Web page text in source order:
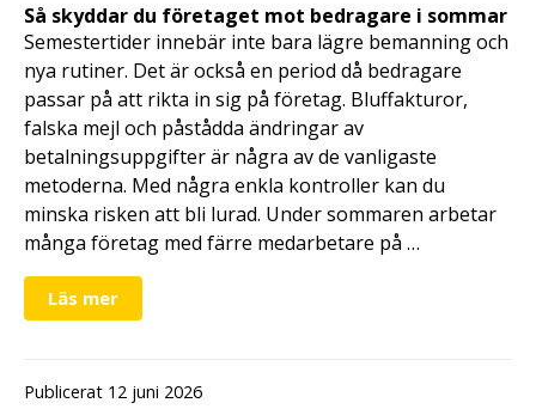
Så skyddar du företaget mot bedragare i sommar
Semestertider innebär inte bara lägre bemanning och
nya rutiner. Det är också en period då bedragare
passar på att rikta in sig på företag. Bluffakturor,
falska mejl och påstådda ändringar av
betalningsuppgifter är några av de vanligaste
metoderna. Med några enkla kontroller kan du
minska risken att bli lurad. Under sommaren arbetar
många företag med färre medarbetare på …
Läs mer
Publicerat 12 juni 2026